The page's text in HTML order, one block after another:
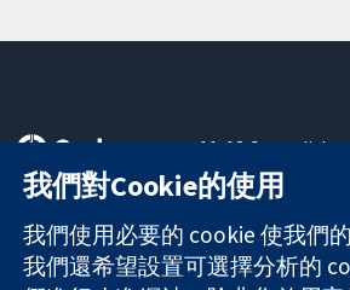
可信任實證
知情決定
更完善的健康照
護
11-13 Cavendish
Square
London
W1G 0AN
United Kingdom
我們對Cookie的使用
我們使用必要的 cookie 使我們
我們還希望設置可選擇分析的